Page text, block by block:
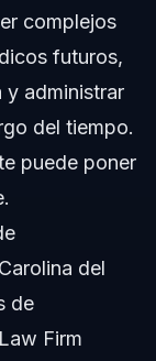
complejos
futuros,
y administrar
del tiempo.
puede poner
del
de
Firm